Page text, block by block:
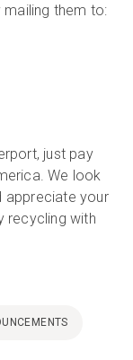
them to:
just pay
We look
appreciate your
recycling with